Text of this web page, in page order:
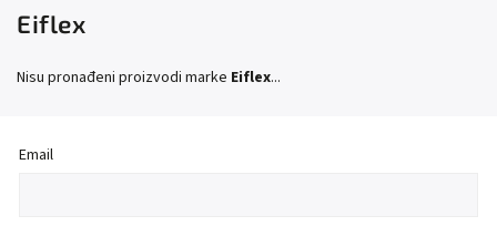
Eiflex
Nisu pronađeni proizvodi marke Eiflex...
Email